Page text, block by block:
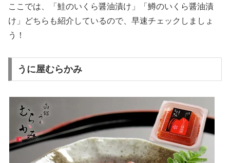
ここでは、「鮭のいくら醤油漬け」「鱒のいくら醤油漬
け」どちらも紹介しているので、早速チェックしましょ
う！
うに屋むらかみ